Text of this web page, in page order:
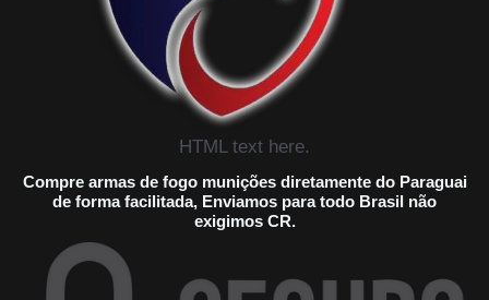
HTML text here.
Compre armas de fogo munições diretamente do Paraguai
de forma facilitada, Enviamos para todo Brasil não
exigimos CR.